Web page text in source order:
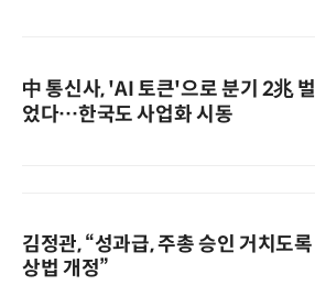
中 통신사, 'AI 토큰'으로 분기 2兆 벌
었다…한국도 사업화 시동
김정관, “성과급, 주총 승인 거치도록
상법 개정”